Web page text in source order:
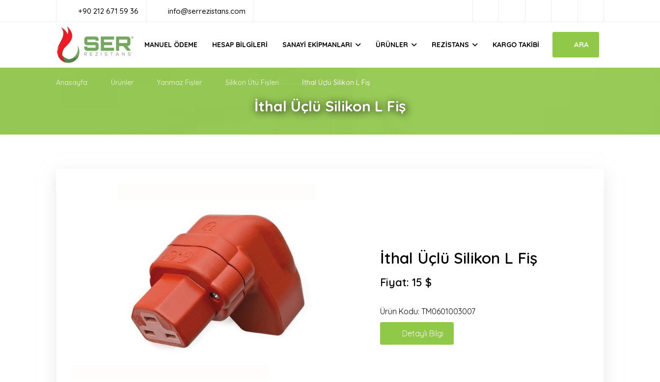
+90 212 671 59 36 info@serrezistans.com
MANUEL ÖDEME HESAP BILGILERI SANAYI EKIPMANLARI ÜRÜNLER REZISTANS KARGO TAKIBI ARA
İthal Üçlü Silikon L Fiş
Anasayfa Ürünler Yanmaz Fişler Silikon Ütü Fişleri İthal Üçlü Silikon L Fiş
İthal Üçlü Silikon L Fiş
Fiyat: 15 $
Ürün Kodu: TM0601003007
Detaylı Bilgi